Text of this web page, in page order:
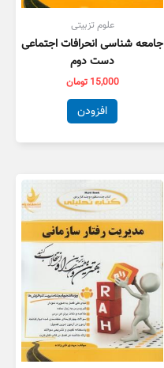
علوم تزبیتی
جامعه شناسی انحرافات اجتماعی
دست دوم
15,000 تومان
افزودن